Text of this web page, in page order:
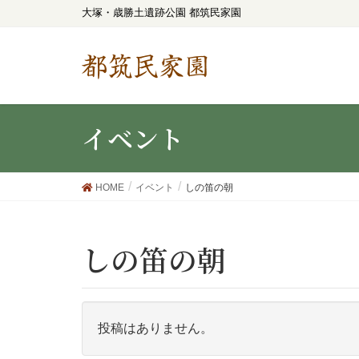
大塚・歳勝土遺跡公園 都筑民家園
都筑民家園
イベント
HOME イベント しの笛の朝
しの笛の朝
投稿はありません。